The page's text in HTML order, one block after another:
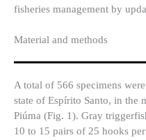
fisheries management by
Material and methods
A total of 566 specimens
state of Espírito Santo, in the
Piúma (Fig. 1). Gray
10 to 15 pairs of 25 hooks